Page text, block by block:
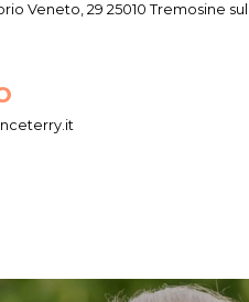
Veneto, 29 25010 Tremosine